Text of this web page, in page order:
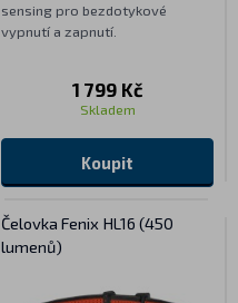
sensing pro bezdotykové
vypnutí a zapnutí.
1 799 Kč
Skladem
Koupit
Čelovka Fenix HL16 (450
lumenů)